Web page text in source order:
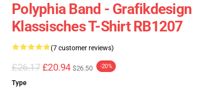
Polyphia Band - Grafikdesign
Klassisches T-Shirt RB1207
(7 customer reviews)
£26.17 £20.94 $26.50 -20%
Type